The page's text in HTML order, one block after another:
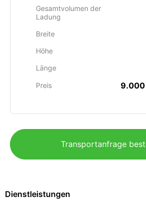
Gesamtvolumen der
Ladung
Breite
Höhe
Länge
Preis
Transportanfrage
Dienstleistungen